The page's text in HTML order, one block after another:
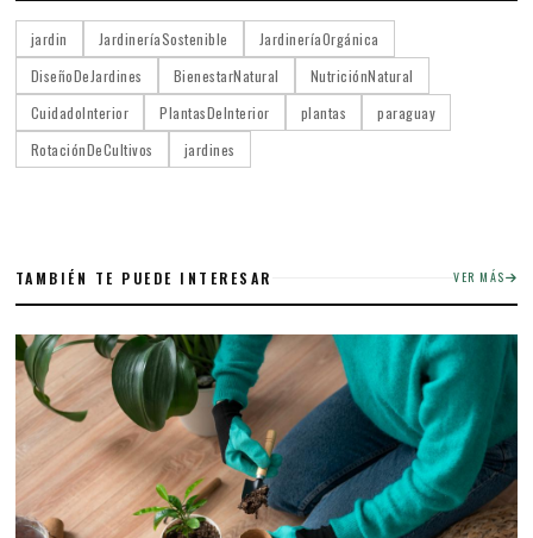
jardin JardineríaSostenible
JardineríaOrgánica
DiseñoDeJardines
BienestarNatural
NutriciónNatural
CuidadoInterior
PlantasDeInterior plantas
paraguay
RotaciónDeCultivos
jardines
TAMBIÉN TE PUEDE INTERESAR VER MÁS